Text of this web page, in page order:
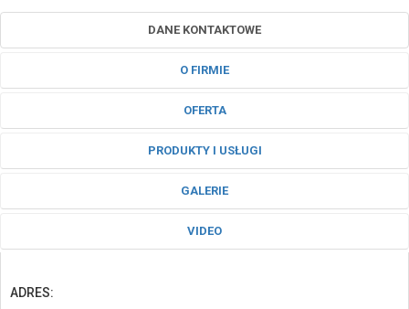
DANE KONTAKTOWE
O FIRMIE
OFERTA
PRODUKTY I USŁUGI
GALERIE
VIDEO
ADRES: